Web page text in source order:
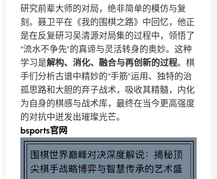
研究前辈大师的对局，绝非简单的模仿与复
刻。聂卫平在《我的围棋之路》中回忆，他正
是在反复研习吴清源对局集的过程中，领悟了
“流水不争先”的真谛与灵活转身的奥妙。这种
学习是解构、消化、融合与再创新的过程。棋
手们分析古谱中精妙的“手筋”运用、独特的治
孤思路和大胆的弃子战术，吸收其精髓，内化
为自身的棋感与战术库，最终在当今更高强度
的对抗中迸发出璀璨光芒。
bsports官网